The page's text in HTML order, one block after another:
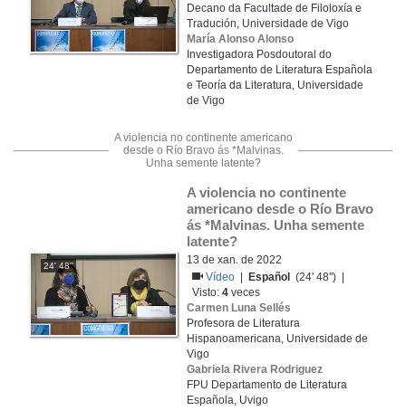
Decano da Facultade de Filoloxía e
Tradución, Universidade de Vigo
María Alonso Alonso
Investigadora Posdoutoral do
Departamento de Literatura Española
e Teoría da Literatura, Universidade
de Vigo
A violencia no continente americano
desde o Río Bravo ás *Malvinas.
Unha semente latente?
24' 48''
A violencia no continente
americano desde o Río Bravo
ás *Malvinas. Unha semente
latente?
13 de xan. de 2022
Vídeo
Español
(24' 48'') |
Visto:4 veces
Carmen Luna Sellés
Profesora de Literatura
Hispanoamericana, Universidade de
Vigo
Gabriela Rivera Rodriguez
FPU Departamento de Literatura
Española, Uvigo